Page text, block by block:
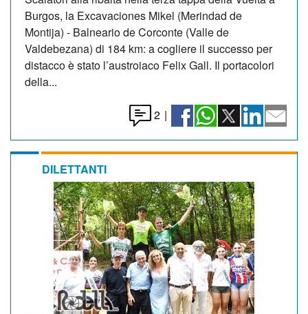
Burgos, la Excavaciones Mikel (Merindad de
Montija) - Balneario de Corconte (Valle de
Valdebezana) di 184 km: a cogliere il successo per
distacco è stato l’austroiaco Felix Gall. Il portacolori
della...
2 |
DILETTANTI